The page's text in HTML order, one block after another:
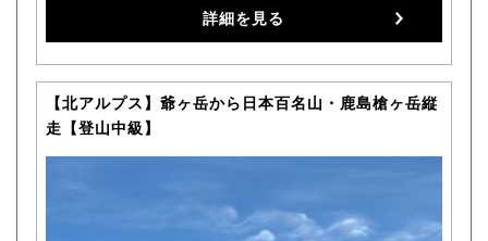
詳細を見る
【北アルプス】爺ヶ岳から日本百名山・鹿島槍ヶ岳縦
走【登山中級】